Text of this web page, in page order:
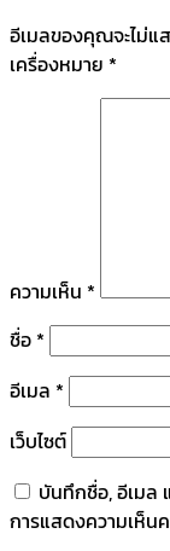
อีเมลของคุณจะไม่แ
เครื่องหมาย *
ความเห็น *
ชื่อ *
อีเมล *
เว็บไซต์
บันทึกชื่อ, อีเมล
การแสดงความเห็น